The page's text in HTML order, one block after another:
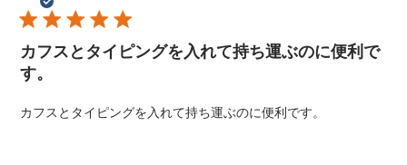
カフスとタイピングを入れて持ち運ぶのに便利で
す。
カフスとタイピングを入れて持ち運ぶのに便利です。